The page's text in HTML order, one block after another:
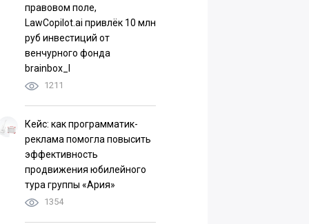
правовом поле,
LawCopilot.ai привлёк 10 млн
руб инвестиций от
венчурного фонда
brainbox_I
1211
Кейс: как программатик-
реклама помогла повысить
эффективность
продвижения юбилейного
тура группы «Ария»
1354